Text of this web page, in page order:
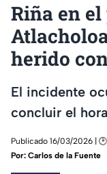
Riña en
herido
El incidente
concluir el
Publicado 16/03/2026 |
Por: Carlos de la Fuente